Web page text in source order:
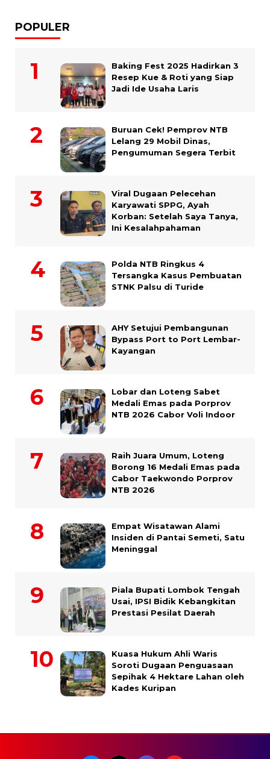
POPULER
Baking Fest 2025 Hadirkan 3
Resep Kue & Roti yang Siap
Jadi Ide Usaha Laris
Buruan Cek! Pemprov NTB
Lelang 29 Mobil Dinas,
Pengumuman Segera Terbit
Viral Dugaan Pelecehan
Karyawati SPPG, Ayah
Korban: Setelah Saya Tanya,
Ini Kesalahpahaman
Polda NTB Ringkus 4
Tersangka Kasus Pembuatan
STNK Palsu di Turide
AHY Setujui Pembangunan
Bypass Port to Port Lembar-
Kayangan
Lobar dan Loteng Sabet
Medali Emas pada Porprov
NTB 2026 Cabor Voli Indoor
Raih Juara Umum, Loteng
Borong 16 Medali Emas pada
Cabor Taekwondo Porprov
NTB 2026
Empat Wisatawan Alami
Insiden di Pantai Semeti, Satu
Meninggal
Piala Bupati Lombok Tengah
Usai, IPSI Bidik Kebangkitan
Prestasi Pesilat Daerah
Kuasa Hukum Ahli Waris
Soroti Dugaan Penguasaan
Sepihak 4 Hektare Lahan oleh
Kades Kuripan